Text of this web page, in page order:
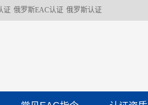
证 俄罗斯EAC认证 俄罗斯认证